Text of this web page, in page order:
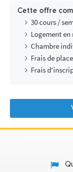
Cette offre
30 cours /
Logement en
Chambre
Frais de
Frais